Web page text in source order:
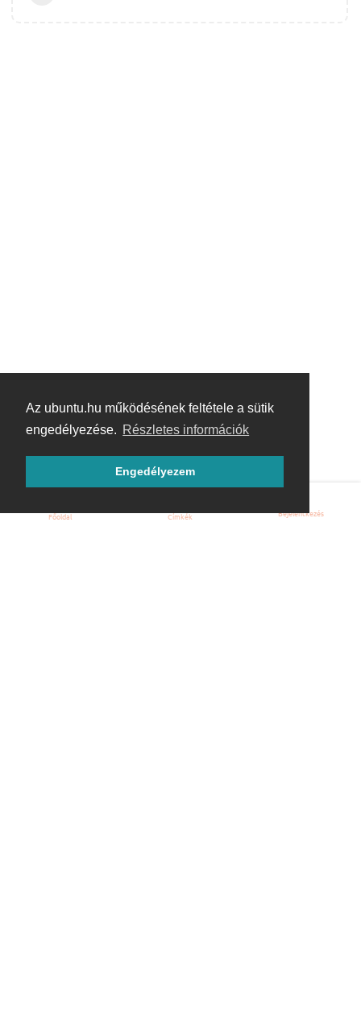
Az ubuntu.hu működésének feltétele a sütik
engedélyezése. Részletes információk
Engedélyezem
Főoldal Címkék Bejelentkezés